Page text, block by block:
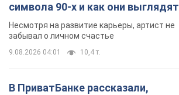
символа 90-х и как они выглядят
Несмотря на развитие карьеры, артист не
забывал о личном счастье
9.08.2026 04:01 10,4 т.
В ПриватБанке рассказали,